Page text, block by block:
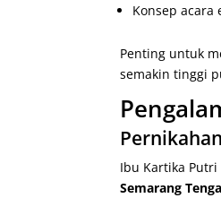
Konsep acara
Penting untuk
semakin tinggi
Ibu Kartika
Semarang